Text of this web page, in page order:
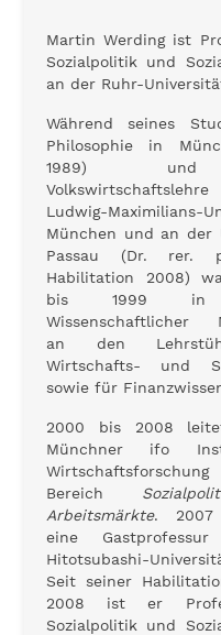
Martin Werding ist
Sozialpolitik und
an der Ruhr-
Während seines
Philosophie in
1989)
Ludwig-Maximilians-
München und an der
Passau (Dr. rer.
Habilitation 2008)
bis 1999 in
Wissenschaftlicher
an den
Wirtschafts- und
sowie für
2000 bis 2008
Münchner ifo
Bereich
Arbeitsmärkte.
eine
Hitotsubashi-
Seit seiner
2008 ist er
Sozialpolitik und